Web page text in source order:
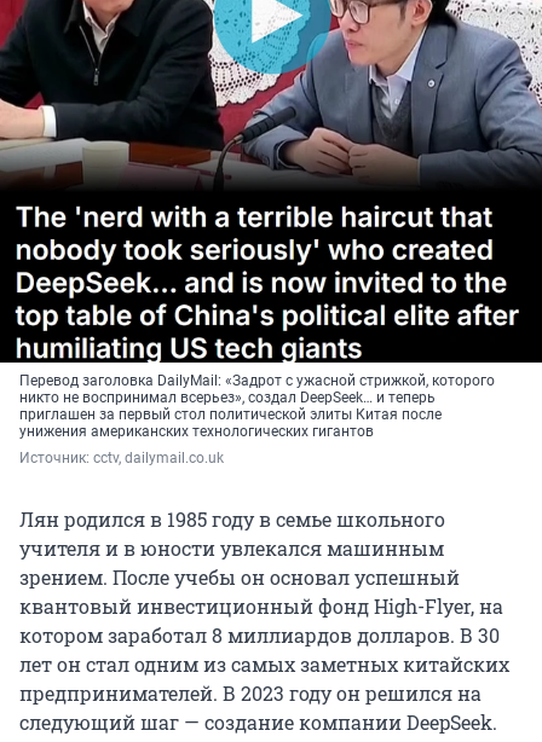
Перевод заголовка DailyMail: «Задрот с ужасной стрижкой, которого
никто не воспринимал всерьез», создал DeepSeek… и теперь
приглашен за первый стол политической элиты Китая после
унижения американских технологических гигантов
Источник: cctv, dailymail.co.uk
Лян родился в 1985 году в семье школьного
учителя и в юности увлекался машинным
зрением. После учебы он основал успешный
квантовый инвестиционный фонд High-Flyer, на
котором заработал 8 миллиардов долларов. В 30
лет он стал одним из самых заметных китайских
предпринимателей. В 2023 году он решился на
следующий шаг — создание компании DeepSeek.